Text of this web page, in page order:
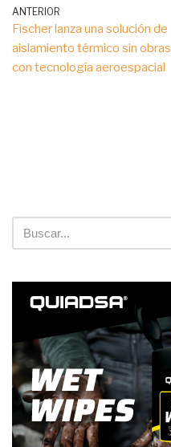
ANTERIOR
Fischer lanza una solución de
aislamiento térmico sin obras
con tecnología aeroespacial